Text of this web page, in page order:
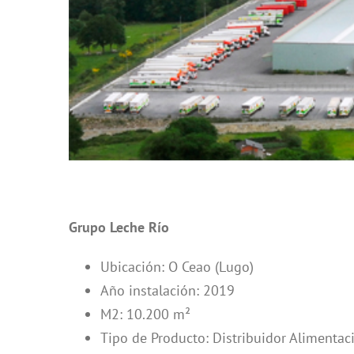
Grupo Leche Río
Ubicación: O Ceao (Lugo)
Año instalación: 2019
M2: 10.200 m²
Tipo de Producto: Distribuidor